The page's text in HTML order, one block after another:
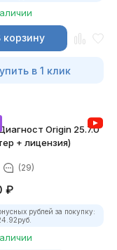
корзину
в 1 клик
Origin 25.7.0
+ лицензия)
(29)
₽
рублей за покупку:
руб.